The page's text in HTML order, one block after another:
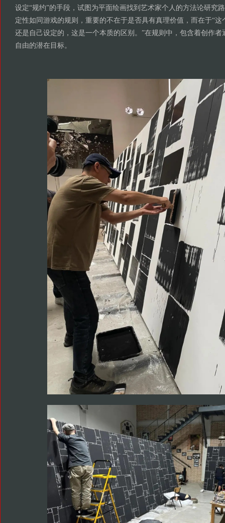
设定“规约”的手段，试图为平面绘画找到艺术家个人的方法论研究
定性如同游戏的规则，重要的不在于是否具有真理价值，而在于“这
还是自己设定的，这是一个本质的区别。”在规则中，包含着创作者
自由的潜在目标。